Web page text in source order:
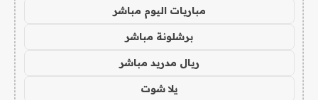
مباريات اليوم مباشر
برشلونة مباشر
ريال مدريد مباشر
يلا شوت